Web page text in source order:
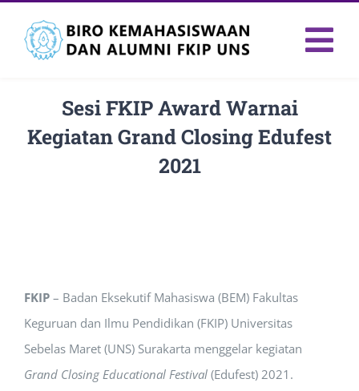
content
Sesi FKIP Award Warnai
Kegiatan Grand Closing Edufest
2021
FKIP– Badan Eksekutif Mahasiswa (BEM) Fakultas
Keguruan dan Ilmu Pendidikan (FKIP) Universitas
Sebelas Maret (UNS) Surakarta menggelar kegiatan
Grand Closing Educational Festival(Edufest) 2021.